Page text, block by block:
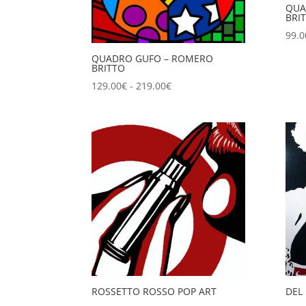
QUADRO GUFO – ROMERO
BRITTO
129.00€ - 219.00€Fascia
da
129.00€
a
219.00€
ROSSETTO ROSSO POP ART
DEL